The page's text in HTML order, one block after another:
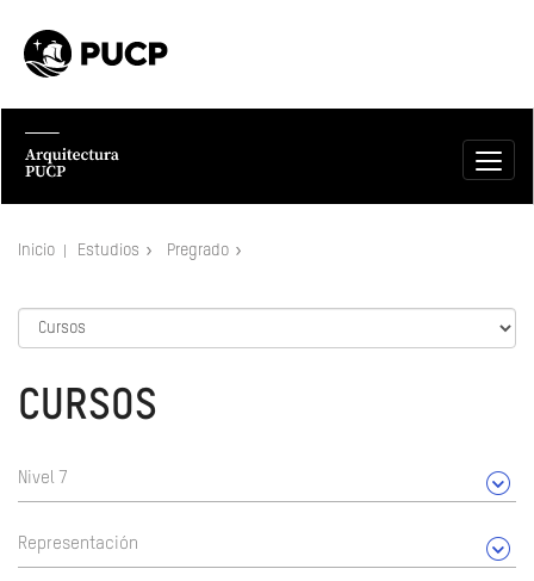
Inicio Estudios Pregrado
CURSOS
Nivel 7
Representación